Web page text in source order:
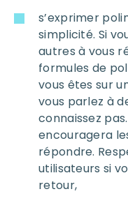
s’exprimer
simplicité. Si
autres à vous
formules de
vous êtes sur
vous parlez à
connaissez
encouragera
répondre.
utilisateurs si
retour,